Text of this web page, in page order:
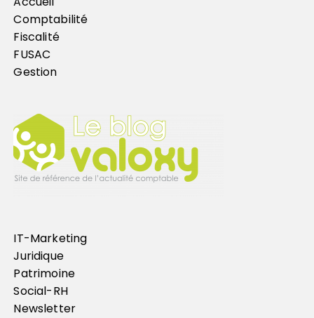
Comptabilité
Fiscalité
FUSAC
Gestion
IT-Marketing
Juridique
Patrimoine
Social-RH
Newsletter